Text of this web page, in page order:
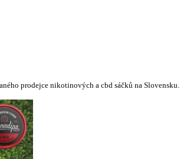
prodejce nikotinových a cbd sáčků na Slovensku.